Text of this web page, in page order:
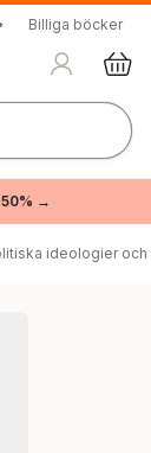
Billiga böcker
50% →
ideologier och